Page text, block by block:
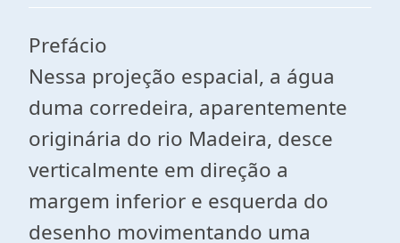
Prefácio
Nessa projeção espacial, a água
duma corredeira, aparentemente
originária do rio Madeira, desce
verticalmente em direção a
margem inferior e esquerda do
desenho movimentando uma